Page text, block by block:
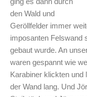
den Wald und
Geröllfelder immer
imposanten Felswand
gebaut wurde. An
waren gespannt wie
Karabiner klickten und
der Wand lang. Und